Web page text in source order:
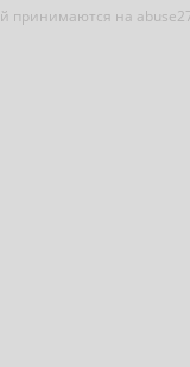
принимаются на